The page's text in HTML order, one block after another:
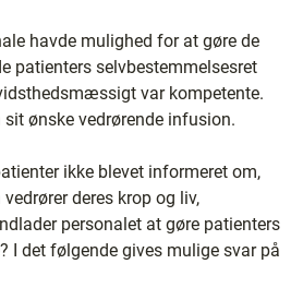
havde mulighed for at gøre de
patienters selvbestemmelsesret
var kompetente.
ønske vedrørende infusion.
ikke blevet informeret om,
deres krop og liv,
personalet at gøre patienters
I det følgende gives mulige svar på